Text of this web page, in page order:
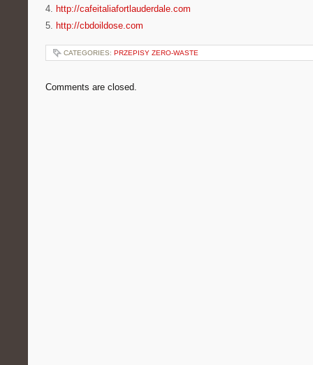
4. http://cafeitaliafortlauderdale.com
5. http://cbdoildose.com
CATEGORIES: PRZEPISY ZERO-WASTE
Comments are closed.